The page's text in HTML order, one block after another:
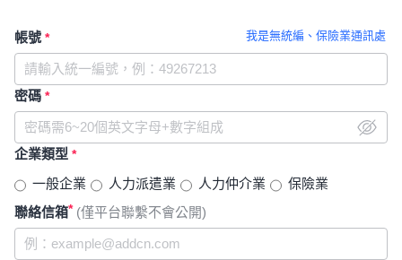
我是無統編、保險業通訊處
帳號 *
密碼 *
企業類型 *
一般企業 人力派遣業 人力仲介業
保險業
聯絡信箱* (僅平台聯繫不會公開)